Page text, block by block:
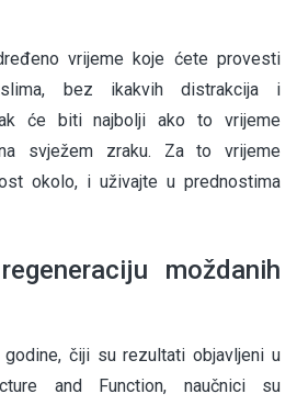
vrijeme koje ćete provesti
bez ikakvih distrakcija i
će biti najbolji ako to vrijeme
svježem zraku. Za to vrijeme
okolo, i uživajte u prednostima
moždanih
čiji su rezultati objavljeni u
and Function, naučnici su